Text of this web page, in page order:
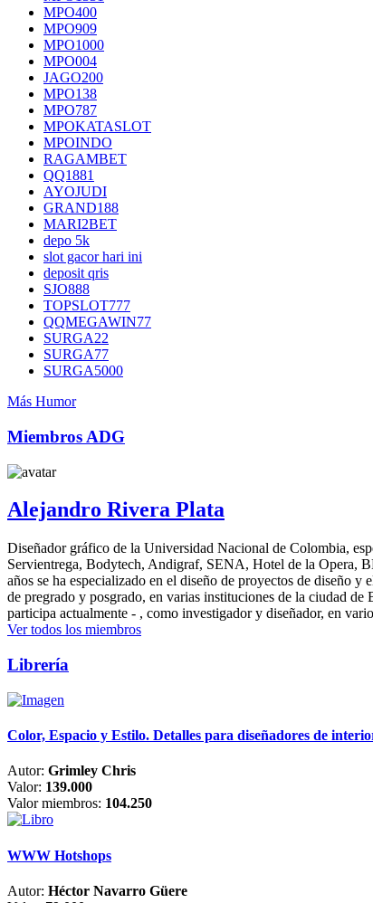
MPO400
MPO909
MPO1000
MPO004
JAGO200
MPO138
MPO787
MPOKATASLOT
MPOINDO
RAGAMBET
QQ1881
AYOJUDI
GRAND188
MARI2BET
depo 5k
slot gacor hari ini
deposit qris
SJO888
TOPSLOT777
QQMEGAWIN77
SURGA22
SURGA77
SURGA5000
Más Humor
Miembros ADG
Alejandro Rivera Plata
Diseñador gráfico de la Universidad Nacional de Colombia,
Servientrega, Bodytech, Andigraf, SENA, Hotel de la Opera,
años se ha especializado en el diseño de proyectos de diseño
de pregrado y posgrado, en varias instituciones de la ciudad
participa actualmente - , como investigador y diseñador, en
Ver todos los miembros
Librería
Color, Espacio y Estilo. Detalles para diseñadores de
Autor: Grimley Chris
Valor: 139.000
Valor miembros: 104.250
WWW Hotshops
Autor: Héctor Navarro Güere